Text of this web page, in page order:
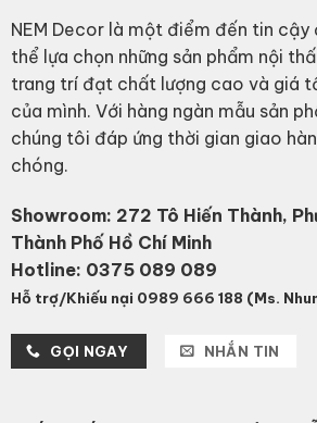
NEM Decor là một điểm đến tin cậy
thể lựa chọn những sản phẩm nội
trang trí đạt chất lượng cao và giá
của mình. Với hàng ngàn mẫu sản
chúng tôi đáp ứng thời gian giao
chóng.
Showroom: 272 Tô Hiến Thành,
Thành Phố Hồ Chí Minh
Hotline: 0375 089 089
Hỗ trợ/Khiếu nại 0989 666 188 (Ms.
GỌI NGAY NHẮN TIN